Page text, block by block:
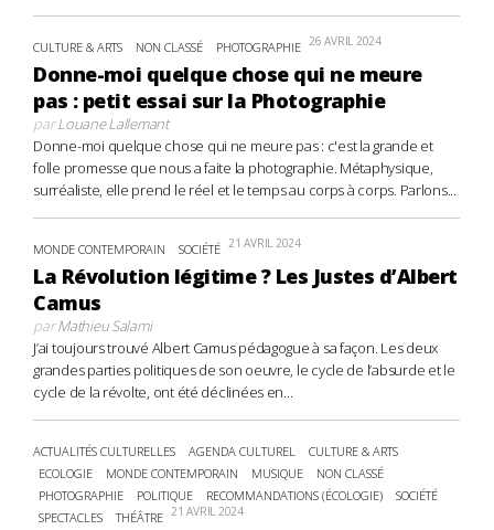
CULTURE & ARTS NON CLASSÉ PHOTOGRAPHIE 26 AVRIL 2024
Donne-moi quelque chose qui ne meure
pas : petit essai sur la Photographie
parLouane Lallemant
Donne-moi quelque chose qui ne meure pas : c'est la grande et
folle promesse que nous a faite la photographie. Métaphysique,
surréaliste, elle prend le réel et le temps au corps à corps. Parlons...
MONDE CONTEMPORAIN SOCIÉTÉ 21 AVRIL 2024
La Révolution légitime ? Les Justes d’Albert
Camus
parMathieu Salami
J’ai toujours trouvé Albert Camus pédagogue à sa façon. Les deux
grandes parties politiques de son oeuvre, le cycle de l’absurde et le
cycle de la révolte, ont été déclinées en...
ACTUALITÉS CULTURELLES AGENDA CULTUREL
CULTURE & ARTS
ECOLOGIE
MONDE CONTEMPORAIN MUSIQUE
NON CLASSÉ
PHOTOGRAPHIE
POLITIQUE RECOMMANDATIONS (ÉCOLOGIE)
SOCIÉTÉ
SPECTACLES
THÉÂTRE 21 AVRIL 2024